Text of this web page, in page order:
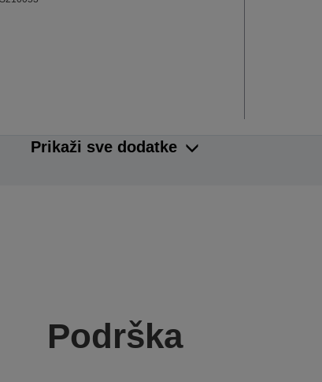
Prikaži sve dodatke
Podrška